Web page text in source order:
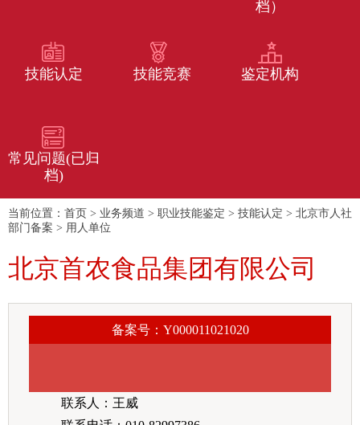
档）
技能认定 技能竞赛 鉴定机构
常见问题(已归
档)
当前位置： 首页 > 业务频道 > 职业技能鉴定 > 技能认定 > 北京市人社
部门备案 > 用人单位
北京首农食品集团有限公司
备案号：Y000011021020
联系人：王威